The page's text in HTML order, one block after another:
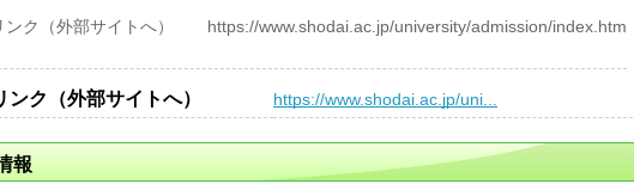
ンク（外部サイトへ） https://www.shodai.ac.jp/university/admission/index.htm
ンク（外部サイトへ） https://www.shodai.ac.jp/uni...
報